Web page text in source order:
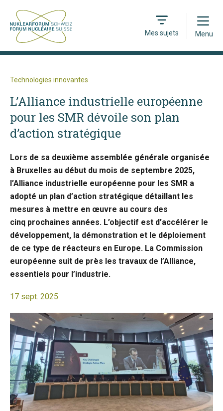
Mes sujets
Open
Menu
Technologies innovantes
L’Alliance industrielle européenne
pour les SMR dévoile son plan
d’action stratégique
Lors de sa deuxième assemblée générale organisée
à Bruxelles au début du mois de septembre 2025,
l’Alliance industrielle européenne pour les SMR a
adopté un plan d’action stratégique détaillant les
mesures à mettre en œuvre au cours des
cinq prochaines années. L’objectif est d’accélérer le
développement, la démonstration et le déploiement
de ce type de réacteurs en Europe. La Commission
européenne suit de près les travaux de l’Alliance,
essentiels pour l’industrie.
17 sept. 2025